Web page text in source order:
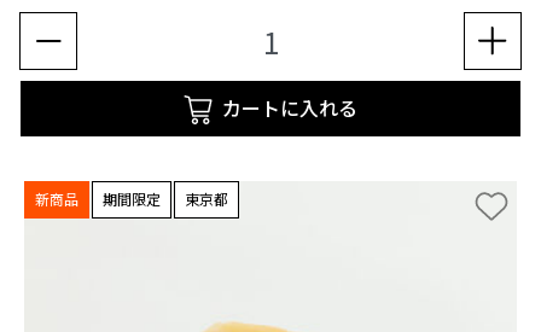
カートに入れる
新商品 期間限定 東京都